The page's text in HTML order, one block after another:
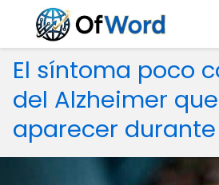
El síntoma poco
del Alzheimer
aparecer